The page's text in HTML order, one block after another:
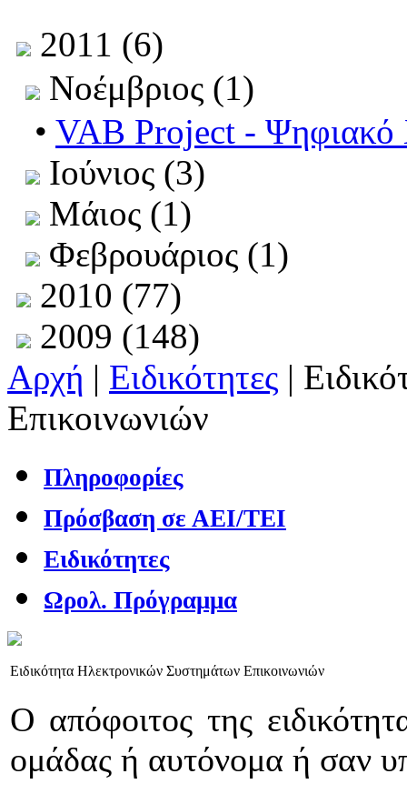
2011 (6)
Νοέμβριος (1)
• VAB Project - Ψηφιακό
Ιούνιος (3)
Μάιος (1)
Φεβρουάριος (1)
2010 (77)
2009 (148)
Αρχή | Ειδικότητες |
Επικοινωνιών
Πληροφορίες
Πρόσβαση σε ΑΕΙ/ΤΕΙ
Ειδικότητες
Ωρολ. Πρόγραμμα
Ειδικότητα Ηλεκτρονικών Συστημάτων Επικοινωνιών
Ο απόφοιτος της
ομάδας ή αυτόνομα ή σαν